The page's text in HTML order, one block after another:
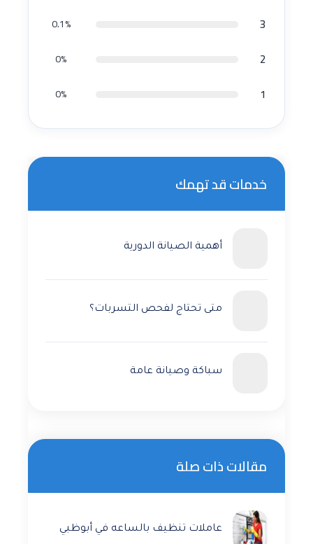
3
0.1%
2
0%
1
0%
خدمات قد تهمك
أهمية الصيانة الدورية
متى تحتاج لفحص التسربات؟
سباكة وصيانة عامة
مقالات ذات صلة
عاملات تنظيف بالساعه في أبوظبي